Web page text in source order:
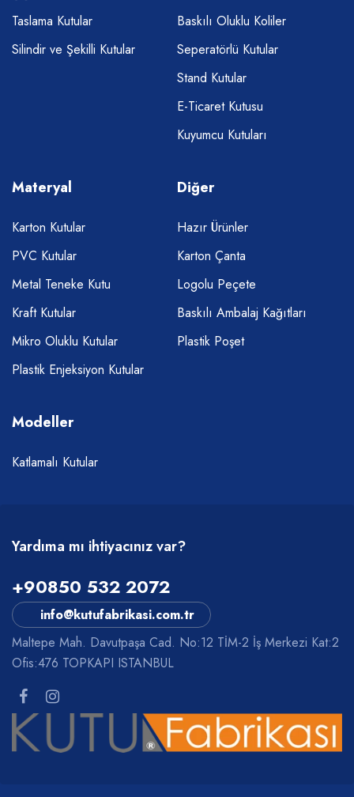
Taslama Kutular
Silindir ve Şekilli Kutular
Baskılı Oluklu Koliler
Seperatörlü Kutular
Stand Kutular
E-Ticaret Kutusu
Kuyumcu Kutuları
Materyal
Karton Kutular
PVC Kutular
Metal Teneke Kutu
Kraft Kutular
Mikro Oluklu Kutular
Plastik Enjeksiyon Kutular
Diğer
Hazır Ürünler
Karton Çanta
Logolu Peçete
Baskılı Ambalaj Kağıtları
Plastik Poşet
Modeller
Katlamalı Kutular
Yardıma mı ihtiyacınız var?
+90850 532 2072
info@kutufabrikasi.com.tr
Maltepe Mah. Davutpaşa Cad. No:12 TİM-2 İş Merkezi Kat:2
Ofis:476 TOPKAPI ISTANBUL